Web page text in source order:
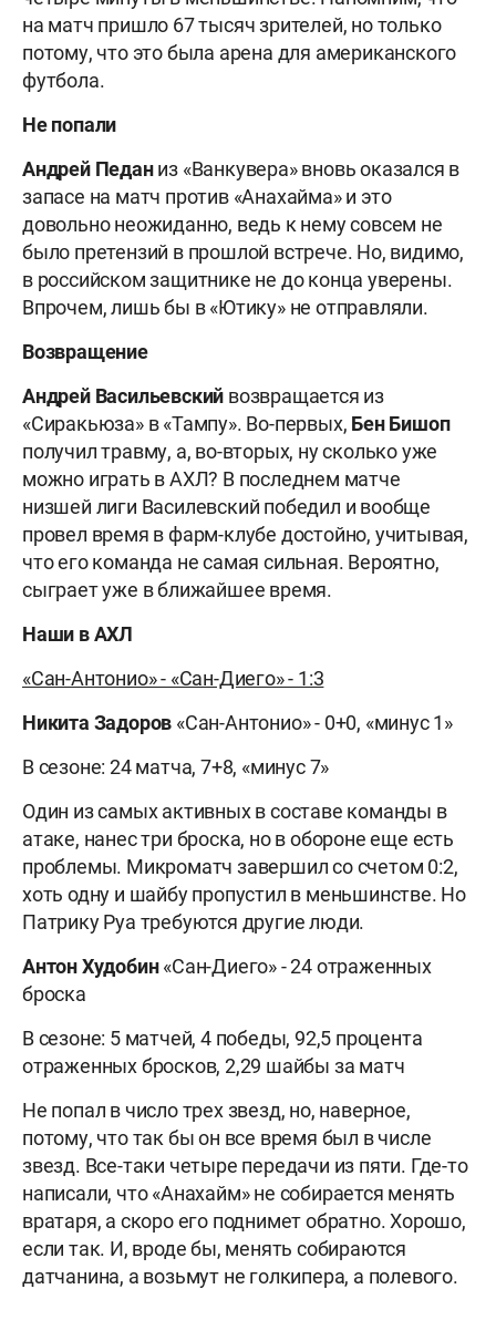
на матч пришло 67 тысяч зрителей, но только
потому, что это была арена для американского
футбола.
Не попали
Андрей Педаниз «Ванкувера» вновь оказался в
запасе на матч против «Анахайма» и это
довольно неожиданно, ведь к нему совсем не
было претензий в прошлой встрече. Но, видимо,
в российском защитнике не до конца уверены.
Впрочем, лишь бы в «Ютику» не отправляли.
Возвращение
Андрей Васильевский возвращается из
«Сиракьюза» в «Тампу». Во-первых, Бен Бишоп
получил травму, а, во-вторых, ну сколько уже
можно играть в АХЛ? В последнем матче
низшей лиги Василевский победил и вообще
провел время в фарм-клубе достойно, учитывая,
что его команда не самая сильная. Вероятно,
сыграет уже в ближайшее время.
Наши в АХЛ
«Сан-Антонио» - «Сан-Диего» - 1:3
Никита Задоров «Сан-Антонио» - 0+0, «минус 1»
В сезоне: 24 матча, 7+8, «минус 7»
Один из самых активных в составе команды в
атаке, нанес три броска, но в обороне еще есть
проблемы. Микроматч завершил со счетом 0:2,
хоть одну и шайбу пропустил в меньшинстве. Но
Патрику Руа требуются другие люди.
Антон Худобин«Сан-Диего» - 24 отраженных
броска
В сезоне: 5 матчей, 4 победы, 92,5 процента
отраженных бросков, 2,29 шайбы за матч
Не попал в число трех звезд, но, наверное,
потому, что так бы он все время был в числе
звезд. Все-таки четыре передачи из пяти. Где-то
написали, что «Анахайм» не собирается менять
вратаря, а скоро его поднимет обратно. Хорошо,
если так. И, вроде бы, менять собираются
датчанина, а возьмут не голкипера, а полевого.